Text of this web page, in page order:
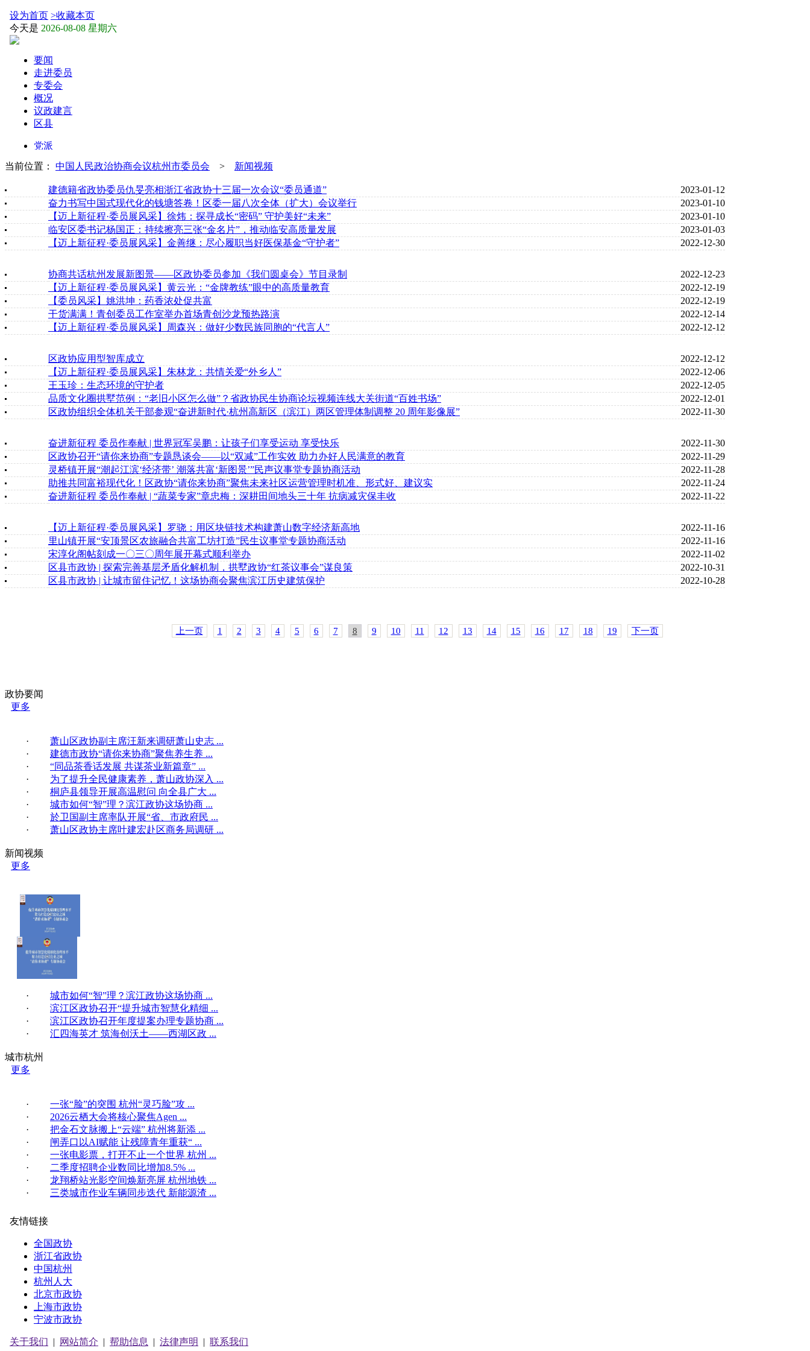
当前位置： 中国人民政治协商会议杭州市委员会 > 新闻视频
建德籍省政协委员仇旻亮相浙江省政协十三届一次会议“委员通道”
2023-01-12
奋力书写中国式现代化的钱塘答卷！区委一届八次全体（扩大）会议举行
2023-01-10
【迈上新征程·委员展风采】徐炜：探寻成长“密码” 守护美好“未来”
2023-01-10
临安区委书记杨国正：持续擦亮三张“金名片”，推动临安高质量发展
2023-01-03
【迈上新征程·委员展风采】金善继：尽心履职当好医保基金“守护者”
2022-12-30
协商共话杭州发展新图景——区政协委员参加《我们圆桌会》节目录制
2022-12-23
【迈上新征程·委员展风采】黄云光：“金牌教练”眼中的高质量教育
2022-12-19
【委员风采】姚洪坤：药香浓处促共富
2022-12-19
干货满满！青创委员工作室举办首场青创沙龙预热路演
2022-12-14
【迈上新征程·委员展风采】周森兴：做好少数民族同胞的“代言人”
2022-12-12
区政协应用型智库成立
2022-12-12
【迈上新征程·委员展风采】朱林龙：共情关爱“外乡人”
2022-12-06
王玉珍：生态环境的守护者
2022-12-05
品质文化圈拱墅范例：“老旧小区怎么做”？省政协民生协商论坛视频连线大关街道“百姓书场”
2022-12-01
区政协组织全体机关干部参观“奋进新时代·杭州高新区（滨江）两区管理体制调整 20 周年影像展”
2022-11-30
奋进新征程 委员作奉献 | 世界冠军吴鹏：让孩子们享受运动 享受快乐
2022-11-30
区政协召开“请你来协商”专题恳谈会——以“双减”工作实效 助力办好人民满意的教育
2022-11-29
灵桥镇开展“潮起江滨‘经济带’ 潮落共富‘新图景’”民声议事堂专题协商活动
2022-11-28
助推共同富裕现代化！区政协“请你来协商”聚焦未来社区运营管理时机准、形式好、建议实
2022-11-24
奋进新征程 委员作奉献 | “蔬菜专家”章忠梅：深耕田间地头三十年 抗病减灾保丰收
2022-11-22
【迈上新征程·委员展风采】罗骁：用区块链技术构建萧山数字经济新高地
2022-11-16
里山镇开展“安顶景区农旅融合共富工坊打造”民生议事堂专题协商活动
2022-11-16
宋淳化阁帖刻成一〇三〇周年展开幕式顺利举办
2022-11-02
区县市政协 | 探索完善基层矛盾化解机制，拱墅政协“红茶议事会”谋良策
2022-10-31
区县市政协 | 让城市留住记忆！这场协商会聚焦滨江历史建筑保护
2022-10-28
上一页 1 2 3 4 5 6 7 8 9 10 11 12 13 14 15 16 17 18 19 下一页
政协要闻
更多
·
萧山区政协副主席汪新来调研萧山史志 ...
·
建德市政协“请你来协商”聚焦养生养 ...
·
“同品茶香话发展 共谋茶业新篇章” ...
·
为了提升全民健康素养，萧山政协深入 ...
·
桐庐县领导开展高温慰问 向全县广大 ...
·
城市如何“智”理？滨江政协这场协商 ...
·
於卫国副主席率队开展“省、市政府民 ...
·
萧山区政协主席叶建宏赴区商务局调研 ...
新闻视频
更多
·
城市如何“智”理？滨江政协这场协商 ...
·
滨江区政协召开“提升城市智慧化精细 ...
·
滨江区政协召开年度提案办理专题协商 ...
·
汇四海英才 筑海创沃土——西湖区政 ...
城市杭州
更多
·
一张“脸”的突围 杭州“灵巧脸”攻 ...
·
2026云栖大会将核心聚焦Agen ...
·
把金石文脉搬上“云端” 杭州将新添 ...
·
闸弄口以AI赋能 让残障青年重获“ ...
·
一张电影票，打开不止一个世界 杭州 ...
·
二季度招聘企业数同比增加8.5% ...
·
龙翔桥站光影空间焕新亮屏 杭州地铁 ...
·
三类城市作业车辆同步迭代 新能源渣 ...